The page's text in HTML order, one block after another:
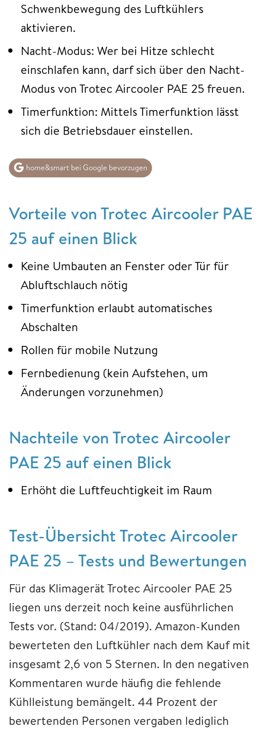
Schwenkbewegung des Luftkühlers
aktivieren.
Nacht-Modus: Wer bei Hitze schlecht
einschlafen kann, darf sich über den Nacht-
Modus von Trotec Aircooler PAE 25 freuen.
Timerfunktion: Mittels Timerfunktion lässt
sich die Betriebsdauer einstellen.
home&smart bei Google bevorzugen
Vorteile von Trotec Aircooler PAE
25 auf einen Blick
Keine Umbauten an Fenster oder Tür für
Abluftschlauch nötig
Timerfunktion erlaubt automatisches
Abschalten
Rollen für mobile Nutzung
Fernbedienung (kein Aufstehen, um
Änderungen vorzunehmen)
Nachteile von Trotec Aircooler
PAE 25 auf einen Blick
Erhöht die Luftfeuchtigkeit im Raum
Test-Übersicht Trotec Aircooler
PAE 25 – Tests und Bewertungen
Für das Klimagerät Trotec Aircooler PAE 25
liegen uns derzeit noch keine ausführlichen
Tests vor. (Stand: 04/2019). Amazon-Kunden
bewerteten den Luftkühler nach dem Kauf mit
insgesamt 2,6 von 5 Sternen. In den negativen
Kommentaren wurde häufig die fehlende
Kühlleistung bemängelt. 44 Prozent der
bewertenden Personen vergaben lediglich